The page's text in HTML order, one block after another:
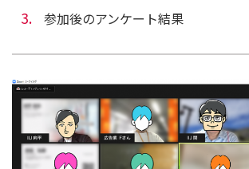
参加後のアンケート結果